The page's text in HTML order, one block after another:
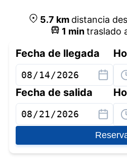
5.7 km distancia
1 mintraslado
Fecha de llegada
Fecha de salida